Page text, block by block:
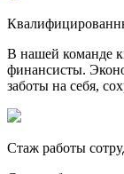
В нашей команде
финансисты.
заботы на себя,
Стаж работы